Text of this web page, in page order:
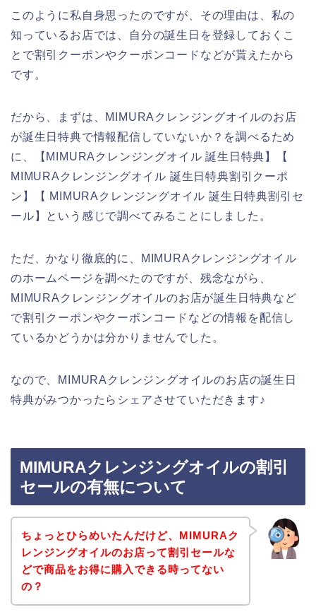
このように私自身思ったのですが、その理由は、私の
知っているお店では、自分の誕生日を登録しておくこ
とで割引クーポンやクーポンコードなどが貰えたから
です。
だから、まずは、MIMURAクレンジングオイルのお店
が誕生日特典で情報配信していないか？を調べるため
に、【MIMURAクレンジングオイル 誕生日特典】【
MIMURAクレンジングオイル 誕生日特典割引クーポ
ン】【 MIMURAクレンジングオイル 誕生日特典割引セ
ール】という感じで調べてみることにしました。
ただ、かなり徹底的に、MIMURAクレンジングオイル
のホームページを調べたのですが、残念ながら、
MIMURAクレンジングオイルのお店が誕生日特典など
で割引クーポンやクーポンコードなどの情報を配信し
ているかどうかは分かりませんでした。
なので、MIMURAクレンジングオイルのお店の誕生日
特典がみつかったらシェアさせていただきます♪
MIMURAクレンジングオイルの割引
セールの有無について
ちょっとひらめいたんだけど、MIMURAク
レンジングオイルのお店って割引セールな
どで商品をお得に購入できる時ってない
の？